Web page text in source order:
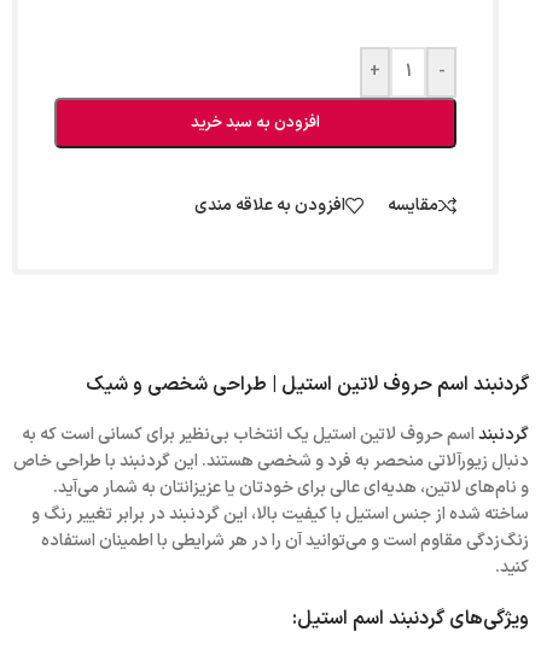
-
+
افزودن به سبد خرید
مقایسه افزودن به علاقه مندی
گردنبند اسم حروف لاتین استیل | طراحی شخصی و شیک
گردنبنداسم حروف لاتین استیل یک انتخاب بی‌نظیر برای کسانی است که به
دنبال زیورآلاتی منحصر به فرد و شخصی هستند. این گردنبند با طراحی خاص
و نام‌های لاتین، هدیه‌ای عالی برای خودتان یا عزیزانتان به شمار می‌آید.
ساخته شده از جنس استیل با کیفیت بالا، این گردنبند در برابر تغییر رنگ و
زنگ‌زدگی مقاوم است و می‌توانید آن را در هر شرایطی با اطمینان استفاده
کنید.
ویژگی‌های گردنبند اسم استیل: